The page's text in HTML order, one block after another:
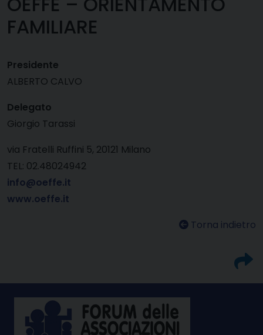
FAMILIARE
Presidente
ALBERTO CALVO
Delegato
Giorgio Tarassi
via Fratelli Ruffini 5, 20121 Milano
TEL: 02.48024942
info@oeffe.it
www.oeffe.it
Torna indietro